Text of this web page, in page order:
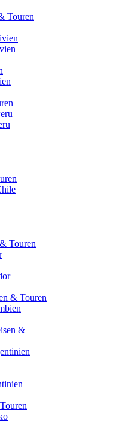
Touren
Touren
& Touren
&